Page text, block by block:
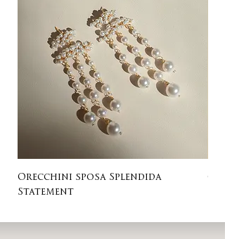
Orecchini sposa Splendida
Statement